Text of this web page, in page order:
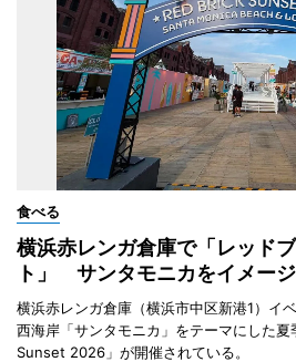
食べる
横浜赤レンガ倉庫で「レッド
ト」 サンタモニカをイメー
横浜赤レンガ倉庫（横浜市中区新港1）イ
西海岸「サンタモニカ」をテーマにした
Sunset 2026」が開催されている。